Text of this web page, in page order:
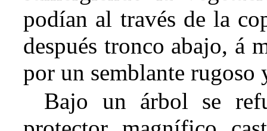
podían al través de la
después tronco abajo, á
por un semblante rugoso
Bajo un árbol se